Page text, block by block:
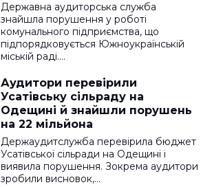
Державна аудиторська служба
знайшла порушення у роботі
комунального підприємства, що
підпорядковується Южноукраїнській
міській раді.…
Аудитори перевірили
Усатівську сільраду на
Одещині й знайшли порушень
на 22 мільйона
Держаудитслужба перевірила бюджет
Усатівської сільради на Одещині і
виявила порушення. Зокрема аудитори
зробили висновок,…